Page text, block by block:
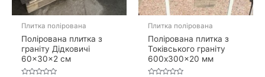
Плитка полірована
Полірована плитка з
граніту Дідковичі
60×30×2 см
Плитка полірована
Полірована плитка з
Токівського граніту
600x300x20 мм